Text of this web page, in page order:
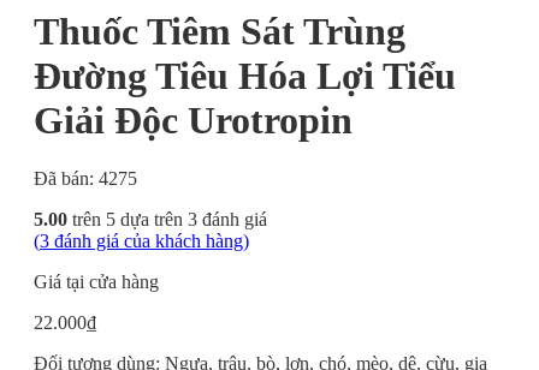
Thuốc Tiêm Sát Trùng
Đường Tiêu Hóa Lợi Tiểu
Giải Độc Urotropin
Đã bán: 4275
5.00 trên 5 dựa trên 3 đánh giá
(3 đánh giá của khách hàng)
Giá tại cửa hàng
22.000₫
Đối tượng dùng: Ngựa, trâu, bò, lợn, chó, mèo, dê, cừu, gia